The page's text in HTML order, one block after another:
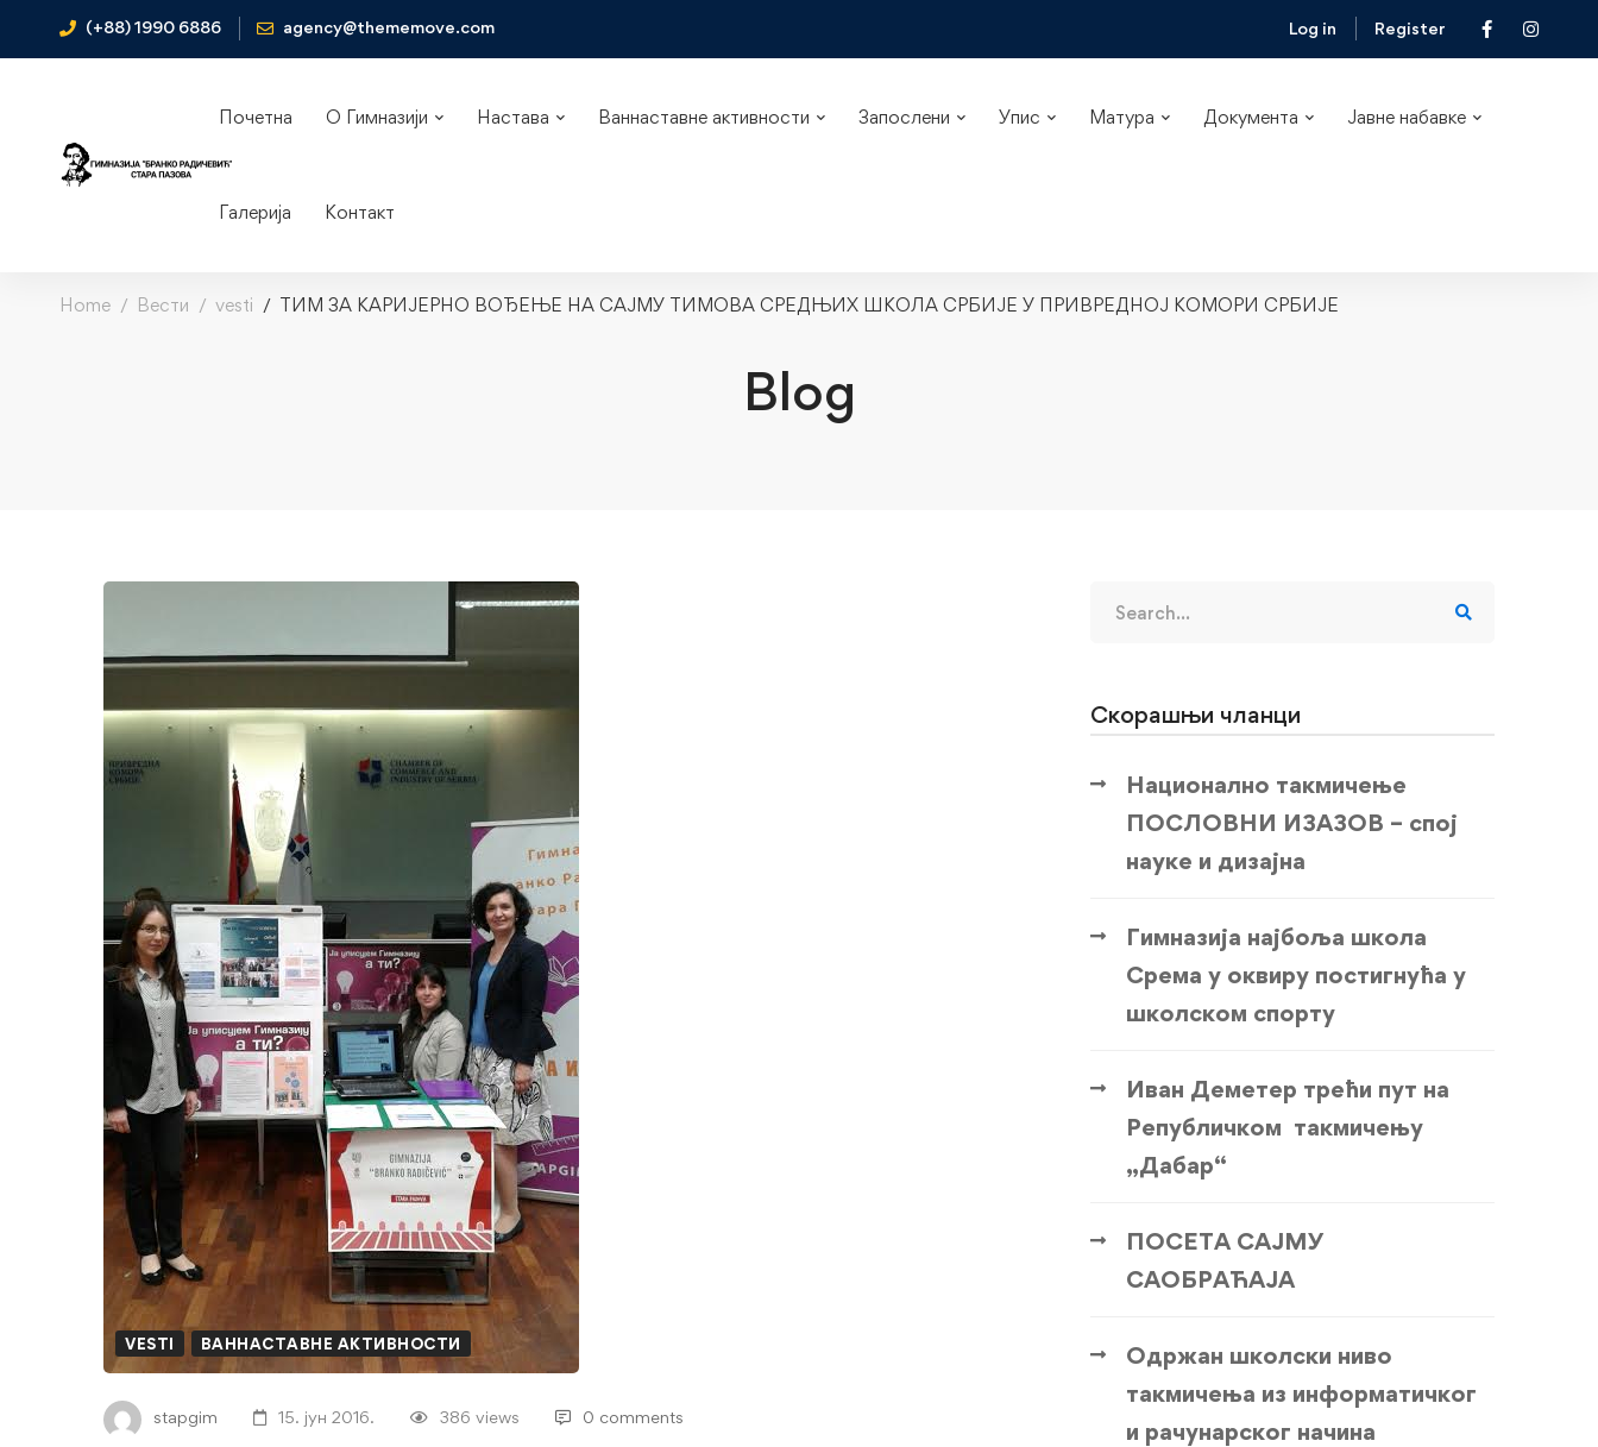
(+88) 1990 6886 agency@thememove.com Log in Register
Почетна О Гимназији Настава Ваннаставне активности Запослени Упис Матура Документа Јавне набавке
Галерија Контакт
Home Вести vesti ТИМ ЗА КАРИЈЕРНО ВОЂЕЊЕ НА САЈМУ ТИМОВА СРЕДЊИХ ШКОЛА СРБИЈЕ У ПРИВРЕДНОЈ КОМОРИ СРБИЈЕ
Blog
ЗА
КАРИЈЕРНО
ВОЂЕЊЕ
САЈМУ
ТИМОВА
СРЕДЊИХ
ШКОЛА
СРБИЈЕ
У
ПРИВРЕДНОЈ
КОМОРИ
СРБИЈЕ
VESTI ВАННАСТАВНЕ АКТИВНОСТИ
stapgim 15. јун 2016. 386 views 0 comments
for:
Скорашњи чланци
Национално такмичење
ПОСЛОВНИ ИЗАЗОВ – спој
науке и дизајна
Гимназија најбоља школа
Срема у оквиру постигнућа у
школском спорту
Иван Деметер трећи пут на
Републичком такмичењу
„Дабар“
ПОСЕТА САЈМУ
САОБРАЋАЈА
Одржан школски ниво
такмичења из информатичког
и рачунарског начина